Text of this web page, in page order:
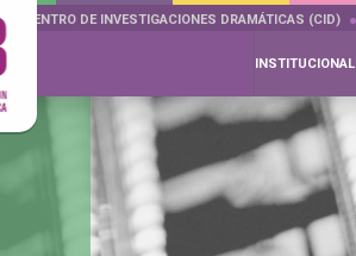
CENTRO DE INVESTIGACIONES DRAMÁTICAS (CID)
INSTITUCIONAL